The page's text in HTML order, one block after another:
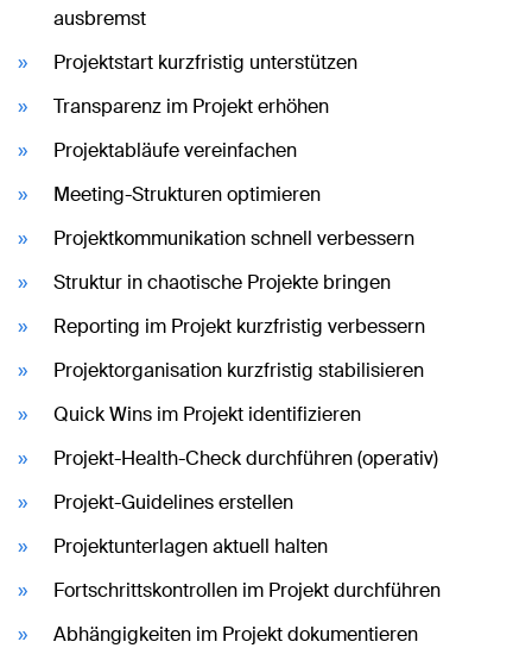
ausbremst
Projektstart kurzfristig unterstützen
Transparenz im Projekt erhöhen
Projektabläufe vereinfachen
Meeting-Strukturen optimieren
Projektkommunikation schnell verbessern
Struktur in chaotische Projekte bringen
Reporting im Projekt kurzfristig verbessern
Projektorganisation kurzfristig stabilisieren
Quick Wins im Projekt identifizieren
Projekt-Health-Check durchführen (operativ)
Projekt-Guidelines erstellen
Projektunterlagen aktuell halten
Fortschrittskontrollen im Projekt durchführen
Abhängigkeiten im Projekt dokumentieren